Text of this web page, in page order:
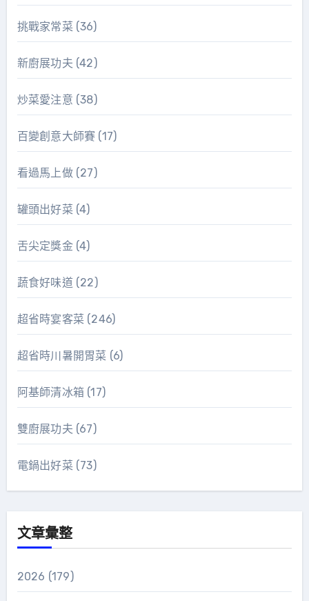
挑戰家常菜 (36)
新廚展功夫 (42)
炒菜愛注意 (38)
百變創意大師賽 (17)
看過馬上做(27)
罐頭出好菜 (4)
舌尖定獎金(4)
蔬食好味道 (22)
超省時宴客菜 (246)
超省時川暑開胃菜 (6)
阿基師清冰箱(17)
雙廚展功夫 (67)
電鍋出好菜 (73)
文章彙整
2026 (179)